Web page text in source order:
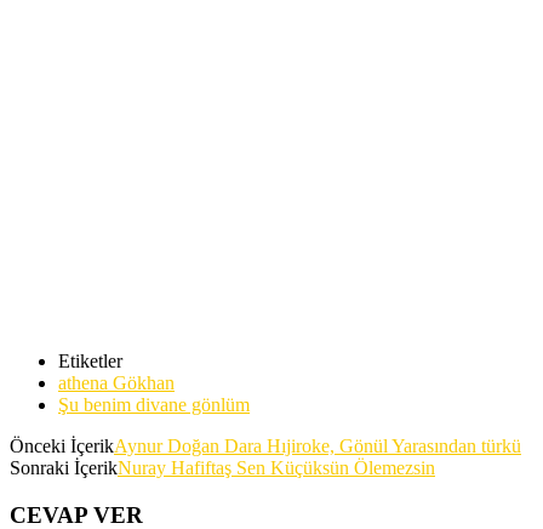
Etiketler
athena Gökhan
Şu benim divane gönlüm
Önceki İçerikAynur Doğan Dara Hıjiroke, Gönül Yarasından türkü
Sonraki İçerikNuray Hafiftaş Sen Küçüksün Ölemezsin
CEVAP VER